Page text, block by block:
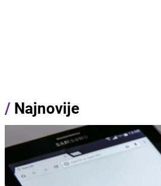
/ Najnovije